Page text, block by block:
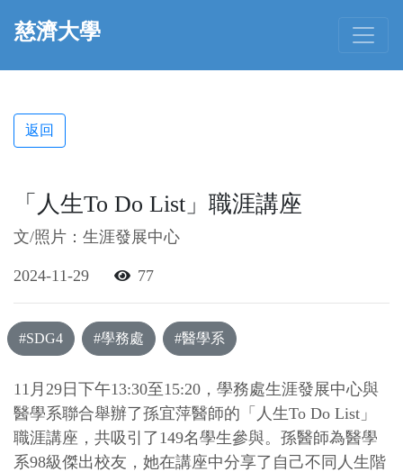
慈濟大學
返回
「人生To Do List」職涯講座
文/照片：生涯發展中心
2024-11-29 77
#SDG4 #學務處 #醫學系
11月29日下午13:30至15:20，學務處生涯發展中心與
醫學系聯合舉辦了孫宜萍醫師的「人生To Do List」
職涯講座，共吸引了149名學生參與。孫醫師為醫學
系98級傑出校友，她在講座中分享了自己不同人生階